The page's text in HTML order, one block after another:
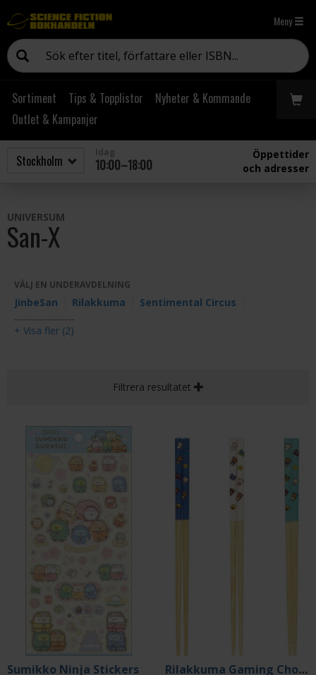
Meny
Sortiment Tips & Topplistor
Nyheter & Kommande
Outlet & Kampanjer
10:00–18:00
Öppettider
och adresser
UNIVERSUM
San-X
VÄLJ EN UNDERAVDELNING
JinbeSan Rilakkuma Sentimental Circus
+ Visa fler (2)
Filtrera resultatet
Sumikko Ninja Stickers Rilakkuma Gaming Chopstick 3 Pack - 23 cm